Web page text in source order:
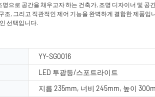
으로 공간을 채우고자 하는 건축가, 조명 디자이너 및
조, 그리고 직관적인 제어 기능을 완벽하게 결합한 제품
선택입니다.
YY-SG0016
LED 투광등/스포트라이트
지름 235mm, 너비 245mm, 높이